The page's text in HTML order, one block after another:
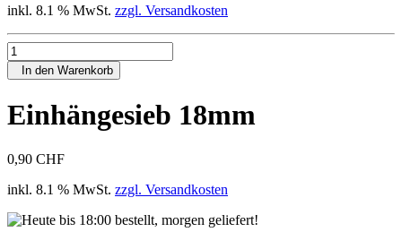
inkl. 8.1 % MwSt. zzgl. Versandkosten
In den Warenkorb
Einhängesieb 18mm
0,90 CHF
inkl. 8.1 % MwSt. zzgl. Versandkosten